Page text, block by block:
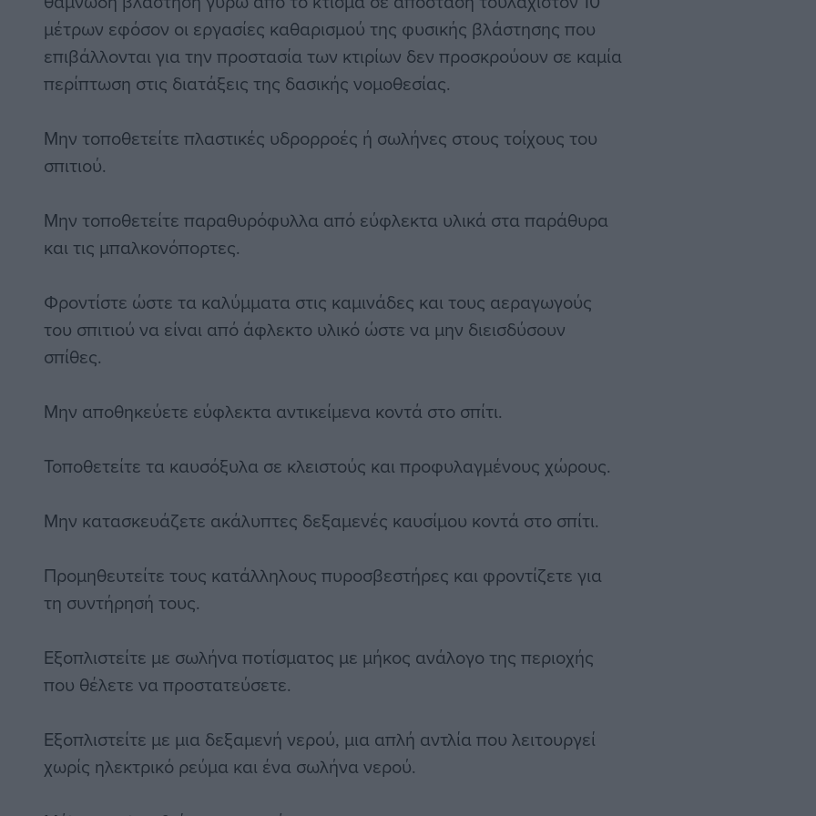
μέτρων εφόσον οι εργασίες καθαρισμού της φυσικής βλάστησης που
επιβάλλονται για την προστασία των κτιρίων δεν προσκρούουν σε καμία
περίπτωση στις διατάξεις της δασικής νομοθεσίας.
Μην τοποθετείτε πλαστικές υδρορροές ή σωλήνες στους τοίχους του
σπιτιού.
Μην τοποθετείτε παραθυρόφυλλα από εύφλεκτα υλικά στα παράθυρα
και τις μπαλκονόπορτες.
Φροντίστε ώστε τα καλύμματα στις καμινάδες και τους αεραγωγούς
του σπιτιού να είναι από άφλεκτο υλικό ώστε να μην διεισδύσουν
σπίθες.
Μην αποθηκεύετε εύφλεκτα αντικείμενα κοντά στο σπίτι.
Τοποθετείτε τα καυσόξυλα σε κλειστούς και προφυλαγμένους χώρους.
Μην κατασκευάζετε ακάλυπτες δεξαμενές καυσίμου κοντά στο σπίτι.
Προμηθευτείτε τους κατάλληλους πυροσβεστήρες και φροντίζετε για
τη συντήρησή τους.
Εξοπλιστείτε με σωλήνα ποτίσματος με μήκος ανάλογο της περιοχής
που θέλετε να προστατεύσετε.
Εξοπλιστείτε με μια δεξαμενή νερού, μια απλή αντλία που λειτουργεί
χωρίς ηλεκτρικό ρεύμα και ένα σωλήνα νερού.